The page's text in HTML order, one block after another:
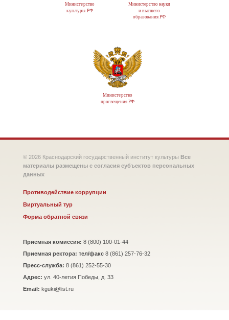
Министерство
культуры РФ
Министерство науки
и высшего
образования РФ
Министерство
просвещения РФ
© 2026 Краснодарский государственный институт культуры Все
материалы размещены с согласия субъектов персональных
данных
Противодействие коррупции
Виртуальный тур
Форма обратной связи
Приемная комиссия: 8 (800) 100-01-44
Приемная ректора: тел/факс 8 (861) 257-76-32
Пресс-служба: 8 (861) 252-55-30
Адрес: ул. 40-летия Победы, д. 33
Email: kguki@list.ru